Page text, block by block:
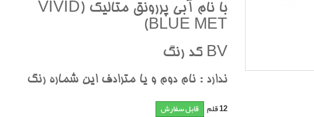
با نام آبي پررونق متاليک (VIVID
BLUE MET)
BV کد رنگ
ندارد : نام دوم و يا مترادف اين شماره رنگ
12قلم قابل سفارش